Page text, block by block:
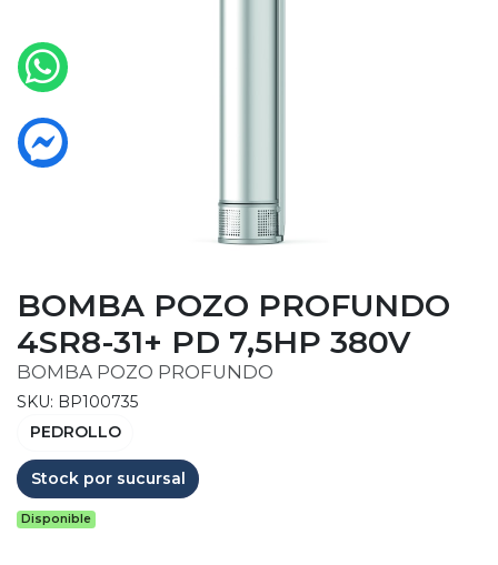
BOMBA POZO PROFUNDO
4SR8-31+ PD 7,5HP 380V
BOMBA POZO PROFUNDO
SKU: BP100735
PEDROLLO
Stock por sucursal
Disponible